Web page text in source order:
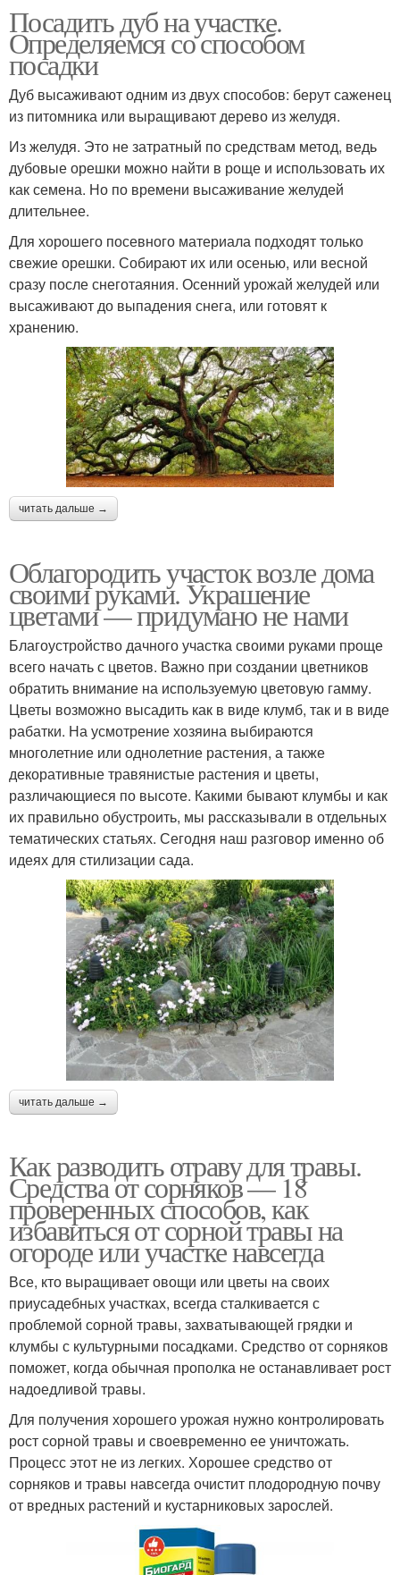
Посадить дуб на участке.
Определяемся со способом
посадки
Дуб высаживают одним из двух способов: берут саженец
из питомника или выращивают дерево из желудя.
Из желудя. Это не затратный по средствам метод, ведь
дубовые орешки можно найти в роще и использовать их
как семена. Но по времени высаживание желудей
длительнее.
Для хорошего посевного материала подходят только
свежие орешки. Собирают их или осенью, или весной
сразу после снеготаяния. Осенний урожай желудей или
высаживают до выпадения снега, или готовят к
хранению.
читать дальше →
Облагородить участок возле дома
своими руками. Украшение
цветами — придумано не нами
Благоустройство дачного участка своими руками проще
всего начать с цветов. Важно при создании цветников
обратить внимание на используемую цветовую гамму.
Цветы возможно высадить как в виде клумб, так и в виде
рабатки. На усмотрение хозяина выбираются
многолетние или однолетние растения, а также
декоративные травянистые растения и цветы,
различающиеся по высоте. Какими бывают клумбы и как
их правильно обустроить, мы рассказывали в отдельных
тематических статьях. Сегодня наш разговор именно об
идеях для стилизации сада.
читать дальше →
Как разводить отраву для травы.
Средства от сорняков — 18
проверенных способов, как
избавиться от сорной травы на
огороде или участке навсегда
Все, кто выращивает овощи или цветы на своих
приусадебных участках, всегда сталкивается с
проблемой сорной травы, захватывающей грядки и
клумбы с культурными посадками. Средство от сорняков
поможет, когда обычная прополка не останавливает рост
надоедливой травы.
Для получения хорошего урожая нужно контролировать
рост сорной травы и своевременно ее уничтожать.
Процесс этот не из легких. Хорошее средство от
сорняков и травы навсегда очистит плодородную почву
от вредных растений и кустарниковых зарослей.